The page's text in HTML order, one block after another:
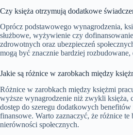
Czy księża otrzymują dodatkowe
Oprócz podstawowego wynagrodzenia,
służbowe, wyżywienie czy
zdrowotnych oraz ubezpieczeń
mogą być znacznie bardziej
Jakie są różnice w zarobkach między
Różnice w zarobkach między księżmi
wyższe wynagrodzenie niż zwykli księża,
dostęp do szeregu dodatkowych
finansowe. Warto zaznaczyć, że różnice
nierówności społecznych.